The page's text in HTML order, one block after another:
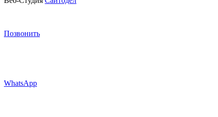
Позвонить
WhatsApp